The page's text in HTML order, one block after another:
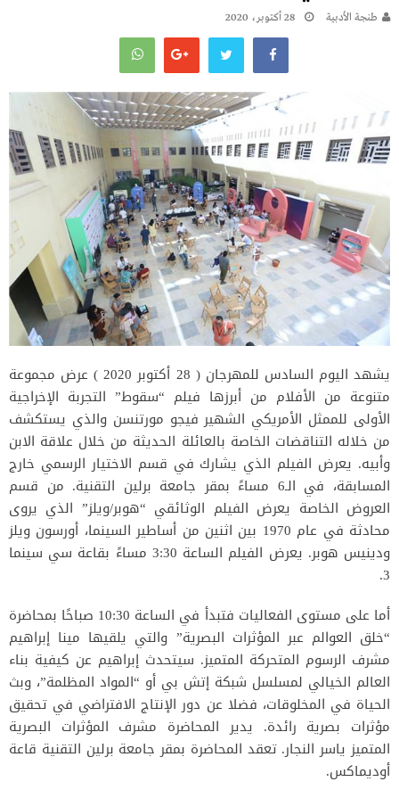
طنجة الأدبية 28 أكتوبر، 2020
يشهد اليوم السادس للمهرجان ( 28 أكتوبر 2020 ) عرض مجموعة
متنوعة من الأفلام من أبرزها فيلم “سقوط” التجربة الإخراجية
الأولى للممثل الأمريكي الشهير فيجو مورتنسن والذي يستكشف
من خلاله التناقضات الخاصة بالعائلة الحديثة من خلال علاقة الابن
وأبيه. يعرض الفيلم الذي يشارك في قسم الاختيار الرسمي خارج
المسابقة، في الـ6 مساءً بمقر جامعة برلين التقنية. من قسم
العروض الخاصة يعرض الفيلم الوثائقي “هوبر/ويلز” الذي يروى
محادثة في عام 1970 بين اثنين من أساطير السينما، أورسون ويلز
ودينيس هوبر. يعرض الفيلم الساعة 3:30 مساءً بقاعة سي سينما
3.
أما على مستوى الفعاليات فتبدأ في الساعة 10:30 صباحًا بمحاضرة
“خلق العوالم عبر المؤثرات البصرية” والتي يلقيها مينا إبراهيم
مشرف الرسوم المتحركة المتميز. سيتحدث إبراهيم عن كيفية بناء
العالم الخيالي لمسلسل شبكة إتش بي أو “المواد المظلمة”، وبث
الحياة في المخلوقات، فضلا عن دور الإنتاج الافتراضي في تحقيق
مؤثرات بصرية رائدة. يدير المحاضرة مشرف المؤثرات البصرية
المتميز ياسر النجار. تعقد المحاضرة بمقر جامعة برلين التقنية قاعة
أوديماكس.